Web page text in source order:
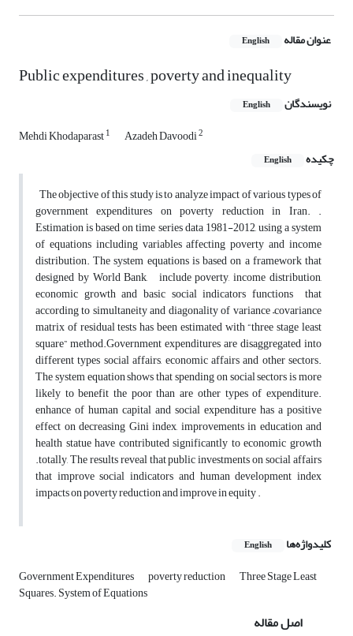
عنوان مقاله English
Public expenditures , poverty and inequality
نویسندگان English
Mehdi Khodaparast1 Azadeh Davoodi2
چکیده English
The objective of this study is to analyze impact of various types of
government expenditures on poverty reduction in Iran. .
Estimation is based on time series data 1981-2012, using a system
of equations including variables affecting poverty and income
distribution. The system equations is based on a framework that
designed by World Bank, include poverty, income distribution,
economic growth and basic social indicators functions that
according to simultaneity and diagonality of variance –covariance
matrix of residual tests has been estimated with “three stage least
square” method.Government expenditures are disaggregated into
different types social affairs, economic affairs and other sectors.
The system equation shows that spending on social sectors is more
likely to benefit the poor than are other types of expenditure.
enhance of human capital and social expenditure has a positive
effect on decreasing Gini index, improvements in education and
health statue have contributed significantly to economic growth
.totally, The results reveal that public investments on social affairs
that improve social indicators and human development index
impacts on poverty reduction and improve in equity .
کلیدواژه‌ها English
Government Expenditures poverty reduction Three Stage Least
Squares. System of Equations
اصل مقاله